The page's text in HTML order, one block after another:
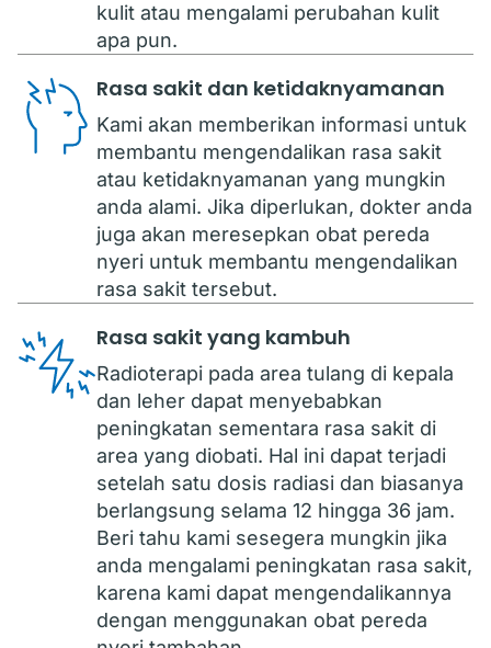
kulit atau mengalami perubahan kulit
apa pun.
Rasa sakit dan ketidaknyamanan
Kami akan memberikan informasi untuk
membantu mengendalikan rasa sakit
atau ketidaknyamanan yang mungkin
anda alami. Jika diperlukan, dokter anda
juga akan meresepkan obat pereda
nyeri untuk membantu mengendalikan
rasa sakit tersebut.
Rasa sakit yang kambuh
Radioterapi pada area tulang di kepala
dan leher dapat menyebabkan
peningkatan sementara rasa sakit di
area yang diobati. Hal ini dapat terjadi
setelah satu dosis radiasi dan biasanya
berlangsung selama 12 hingga 36 jam.
Beri tahu kami sesegera mungkin jika
anda mengalami peningkatan rasa sakit,
karena kami dapat mengendalikannya
dengan menggunakan obat pereda